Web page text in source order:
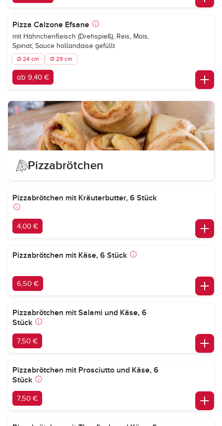
Pizza Calzone Efsane
mit Hähnchenfleisch (Drehspieß), Reis, Mais,
Spinat, Sauce hollandaise gefüllt
Ø 24 cm Ø 29 cm
ab 9,40 €
Pizzabrötchen
Pizzabrötchen mit Kräuterbutter, 6 Stück
4,00 €
Pizzabrötchen mit Käse, 6 Stück
6,50 €
Pizzabrötchen mit Salami und Käse, 6
Stück
7,50 €
Pizzabrötchen mit Prosciutto und Käse, 6
Stück
7,50 €